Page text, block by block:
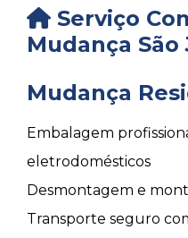
Serviço
Mudança
Mudança
Embalagem
eletrodomésticos
Desmontagem e
Transporte seguro